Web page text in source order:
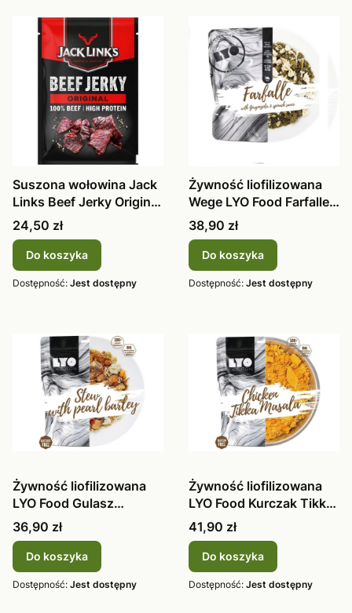
Suszona wołowina Jack
Links Beef Jerky Original
60
Cena
24,50 zł
Do koszyka
Dostępność: Jest dostępny
Żywność liofilizowana
Wege LYO Food Farfalle
w sos
Cena
38,90 zł
Do koszyka
Dostępność: Jest dostępny
Żywność liofilizowana
LYO Food Gulasz
wieprzowy z
Cena
36,90 zł
Do koszyka
Dostępność: Jest dostępny
Żywność liofilizowana
LYO Food Kurczak Tikka
masal
Cena
41,90 zł
Do koszyka
Dostępność: Jest dostępny